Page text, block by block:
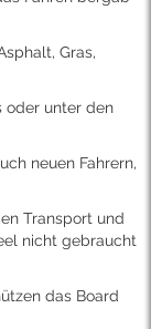
Gras,
oder unter den
neuen Fahrern,
Transport und
nicht gebraucht
das Board